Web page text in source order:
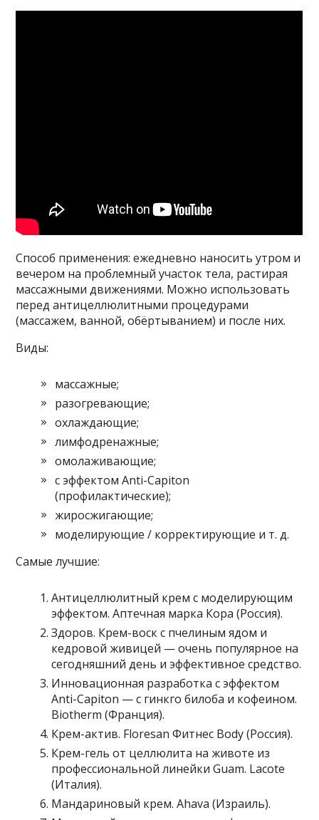
Способ применения: ежедневно наносить утром и
вечером на проблемный участок тела, растирая
массажными движениями. Можно использовать
перед антицеллюлитными процедурами
(массажем, ванной, обёртыванием) и после них.
Виды:
массажные;
разогревающие;
охлаждающие;
лимфодренажные;
омолаживающие;
с эффектом Аnti-Capiton
(профилактические);
жиросжигающие;
моделирующие / корректирующие и т. д.
Самые лучшие:
Антицеллюлитный крем с моделирующим
эффектом. Аптечная марка Кора (Россия).
Здоров. Крем-воск с пчелиным ядом и
кедровой живицей — очень популярное на
сегодняшний день и эффективное средство.
Инновационная разработка с эффектом
Аnti-Capiton — с гинкго билоба и кофеином.
Biotherm (Франция).
Крем-актив. Floresan Фитнес Body (Россия).
Крем-гель от целлюлита на животе из
профессиональной линейки Guam. Lacote
(Италия).
Мандариновый крем. Ahava (Израиль).